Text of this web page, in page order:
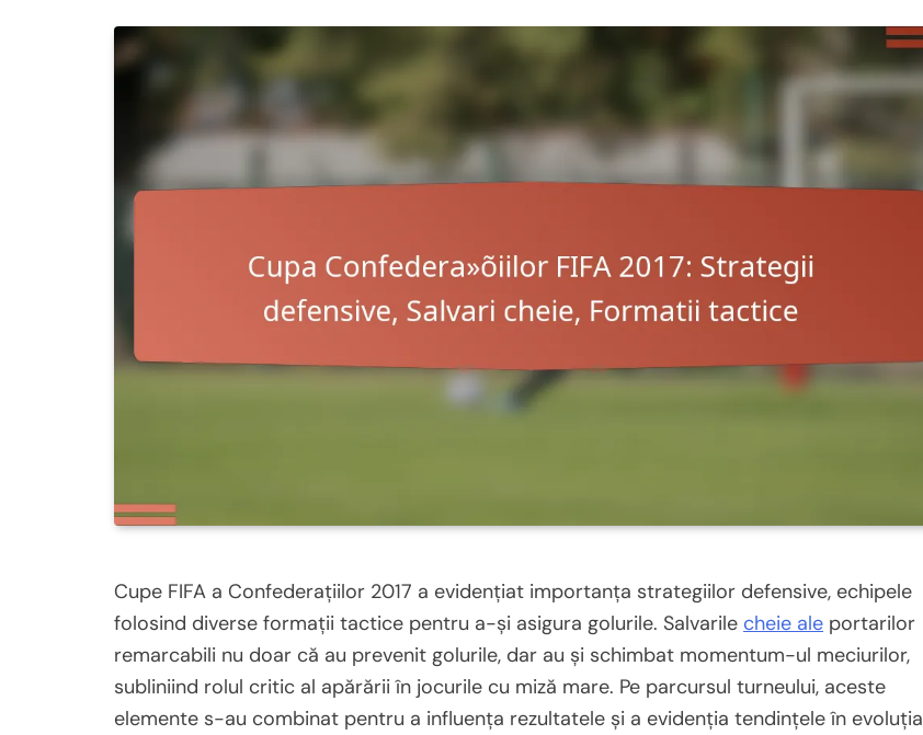
Cupe FIFA a Confederațiilor 2017 a evidențiat importanța strategiilor defensive, echipele
folosind diverse formații tactice pentru a-și asigura golurile. Salvarile cheie ale portarilor
remarcabili nu doar că au prevenit golurile, dar au și schimbat momentum-ul meciurilor,
subliniind rolul critic al apărării în jocurile cu miză mare. Pe parcursul turneului, aceste
elemente s-au combinat pentru a influența rezultatele și a evidenția tendințele în evoluția